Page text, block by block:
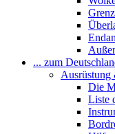
... zum
Ausrüstung
Die
Liste